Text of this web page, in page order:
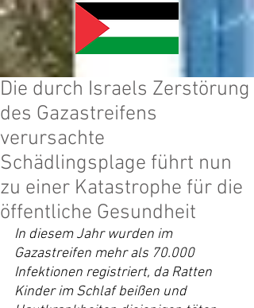
Die durch Israels Zerstörung
des Gazastreifens
verursachte
Schädlingsplage führt nun
zu einer Katastrophe für die
öffentliche Gesundheit
In diesem Jahr wurden im
Gazastreifen mehr als 70.000
Infektionen registriert, da Ratten
Kinder im Schlaf beißen und